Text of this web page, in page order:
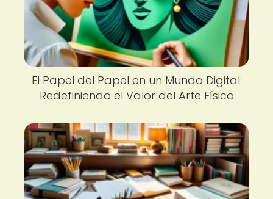
El Papel del Papel en un Mundo Digital:
Redefiniendo el Valor del Arte Físico